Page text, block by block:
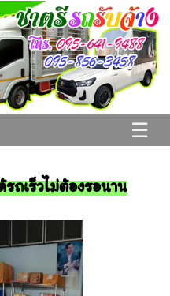
☰
รถเร็วไม่ต้องรอนาน